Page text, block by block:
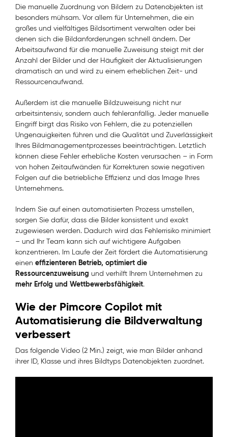
Die manuelle Zuordnung von Bildern zu Datenobjekten ist
besonders mühsam. Vor allem für Unternehmen, die ein
großes und vielfältiges Bildsortiment verwalten oder bei
denen sich die Bildanforderungen schnell ändern. Der
Arbeitsaufwand für die manuelle Zuweisung steigt mit der
Anzahl der Bilder und der Häufigkeit der Aktualisierungen
dramatisch an und wird zu einem erheblichen Zeit- und
Ressourcenaufwand.
Außerdem ist die manuelle Bildzuweisung nicht nur
arbeitsintensiv, sondern auch fehleranfällig. Jeder manuelle
Eingriff birgt das Risiko von Fehlern, die zu potenziellen
Ungenauigkeiten führen und die Qualität und Zuverlässigkeit
Ihres Bildmanagementprozesses beeinträchtigen. Letztlich
können diese Fehler erhebliche Kosten verursachen – in Form
von hohen Zeitaufwänden für Korrekturen sowie negativen
Folgen auf die betriebliche Effizienz und das Image Ihres
Unternehmens.
Indem Sie auf einen automatisierten Prozess umstellen,
sorgen Sie dafür, dass die Bilder konsistent und exakt
zugewiesen werden. Dadurch wird das Fehlerrisiko minimiert
– und Ihr Team kann sich auf wichtigere Aufgaben
konzentrieren. Im Laufe der Zeit fördert die Automatisierung
einen effizienteren Betrieb, optimiert die
Ressourcenzuweisung und verhilft Ihrem Unternehmen zu
mehr Erfolg und Wettbewerbsfähigkeit.
Wie der Pimcore Copilot mit
Automatisierung die Bildverwaltung
verbessert
Das folgende Video (2 Min.) zeigt, wie man Bilder anhand
ihrer ID, Klasse und ihres Bildtyps Datenobjekten zuordnet.